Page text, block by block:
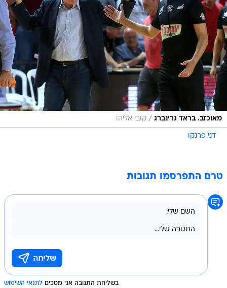
מאוכזב. בראד גרינברג / קובי אליהו
דני פרנקו
טרם התפרסמו תגובות
בשליחת התגובה אני מסכים לתנאי השימוש